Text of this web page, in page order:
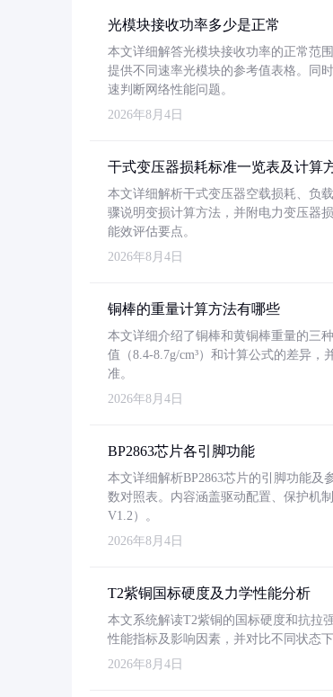
光模块接收功率多少是正常
本文详细解答光模块接收功率的正常范
提供不同速率光模块的参考值表格。同
速判断网络性能问题。
2026年8月4日
干式变压器损耗标准一览表及计算
本文详细解析干式变压器空载损耗、负
骤说明变损计算方法，并附电力变压器
能效评估要点。
2026年8月4日
铜棒的重量计算方法有哪些
本文详细介绍了铜棒和黄铜棒重量的三
值（8.4-8.7g/cm³）和计算公式的差异
准。
2026年8月4日
BP2863芯片各引脚功能
本文详细解析BP2863芯片的引脚功能
数对照表。内容涵盖驱动配置、保护机
V1.2）。
2026年8月4日
T2紫铜国标硬度及力学性能分析
本文系统解读T2紫铜的国标硬度和抗拉
性能指标及影响因素，并对比不同状态
2026年8月4日